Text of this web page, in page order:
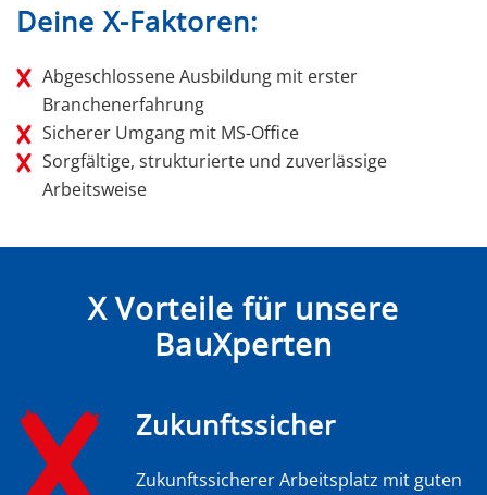
Deine X-Faktoren:
Abgeschlossene Ausbildung mit erster
Branchenerfahrung
Sicherer Umgang mit MS-Office
Sorgfältige, strukturierte und zuverlässige
Arbeitsweise
X Vorteile für unsere
BauXperten
Zukunftssicher
Zukunftssicherer Arbeitsplatz mit guten